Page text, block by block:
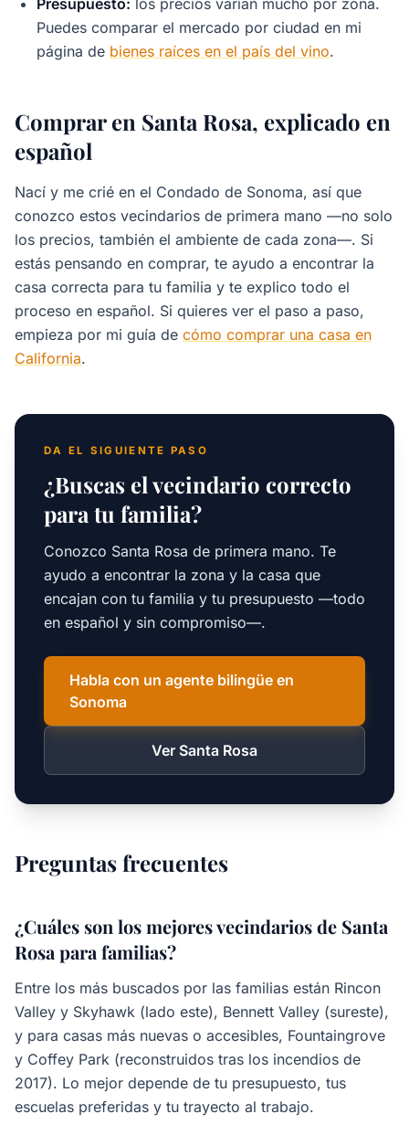
Presupuesto: los precios varían mucho por zona.
Puedes comparar el mercado por ciudad en mi
página de bienes raíces en el país del vino.
Comprar en Santa Rosa, explicado en
español
Nací y me crié en el Condado de Sonoma, así que
conozco estos vecindarios de primera mano —no solo
los precios, también el ambiente de cada zona—. Si
estás pensando en comprar, te ayudo a encontrar la
casa correcta para tu familia y te explico todo el
proceso en español. Si quieres ver el paso a paso,
empieza por mi guía de cómo comprar una casa en
California.
DA EL SIGUIENTE PASO
¿Buscas el vecindario correcto
para tu familia?
Conozco Santa Rosa de primera mano. Te
ayudo a encontrar la zona y la casa que
encajan con tu familia y tu presupuesto —todo
en español y sin compromiso—.
Habla con un agente bilingüe en
Sonoma
Ver Santa Rosa
Preguntas frecuentes
¿Cuáles son los mejores vecindarios de Santa
Rosa para familias?
Entre los más buscados por las familias están Rincon
Valley y Skyhawk (lado este), Bennett Valley (sureste),
y para casas más nuevas o accesibles, Fountaingrove
y Coffey Park (reconstruidos tras los incendios de
2017). Lo mejor depende de tu presupuesto, tus
escuelas preferidas y tu trayecto al trabajo.